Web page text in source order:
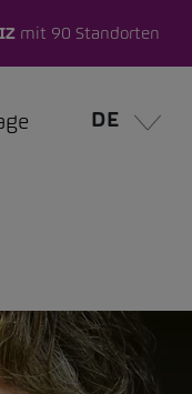
mit 90 Standorten
DE